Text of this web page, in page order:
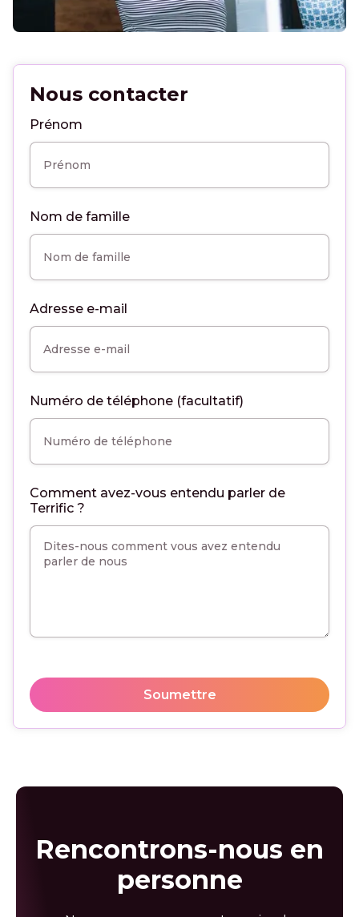
Nous contacter
Prénom
Nom de famille
Adresse e-mail
Numéro de téléphone (facultatif)
Comment avez-vous entendu parler de
Terrific ?
Soumettre
Rencontrons-nous en
personne